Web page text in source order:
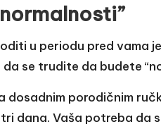
u periodu pred vama
se trudite da budete
dosadnim porodičnim
dana. Vaša potreba da